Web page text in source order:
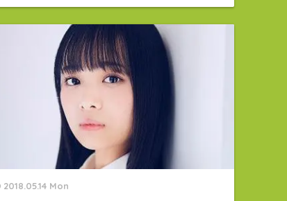
2018.05.14 Mon